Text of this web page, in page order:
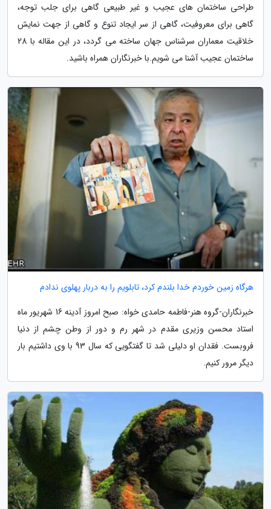
طراحی ساختمان های عجیب و غیر طبیعی گاهی برای جلب توجه،
گاهی برای معروفیت، گاهی از سر ایجاد تنوع و گاهی از جهت نمایش
خلاقیت معماران سرشناس جهان ساخته می گردد، در این مقاله با 28
ساختمان عجیب آشنا می شویم.با خبرنگاران همراه باشید.
هرگاه زمین خوردم خدا بلندم کرد، تابلویم را به دربار پهلوی ندادم
خبرنگاران-گروه هنر-فاطمه حامدی خواه: صبح امروز آدینه 16 شهریور ماه
استاد محسن وزیری مقدم در شهر رم و دور از وطن چشم از دنیا
فروبست. فقدان او دلیلی شد تا گفتگویی که سال 93 با وی داشتیم بار
دیگر مرور کنیم.